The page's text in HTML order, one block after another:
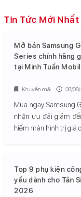
Tin Tức Mới Nhất
Mở bán Samsung
Series chính hãng
tại Minh Tuấn
Mua ngay Samsung
nhận ưu đãi giảm
hiểm màn hình trị giá
Khuyến mãi 08/
Top 9 phụ kiện
yếu dành cho Tân
2026